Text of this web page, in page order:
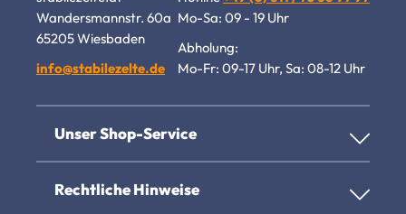
Wandersmannstr. 60a
65205 Wiesbaden
info@stabilezelte.de
Mo-Sa: 09 - 19 Uhr
Abholung:
Mo-Fr: 09-17 Uhr, Sa: 08-12 Uhr
Unser Shop-Service
Rechtliche Hinweise